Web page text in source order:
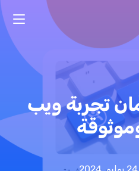
تجاوز إلى المحتوى الرئيسي
تجربة ويب